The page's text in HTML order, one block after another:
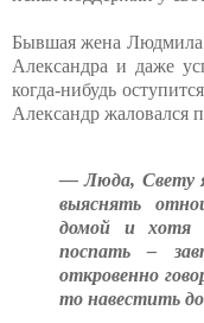
Бывшая жена Людмила
Александра и даже
когда-нибудь
Александр жаловался
— Люда, Свету
выяснять
домой и хотя
поспать –
откровенно
то навестить